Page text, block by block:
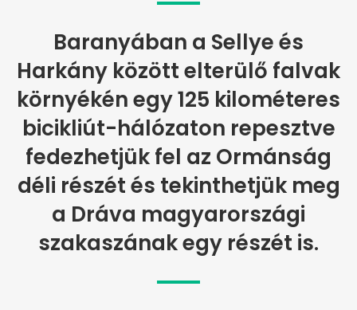
Baranyában a Sellye és
Harkány között elterülő falvak
környékén egy 125 kilométeres
bicikliút-hálózaton repesztve
fedezhetjük fel az Ormánság
déli részét és tekinthetjük meg
a Dráva magyarországi
szakaszának egy részét is.